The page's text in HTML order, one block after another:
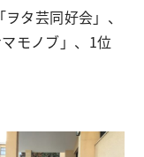
タ芸同好会」、
モノブ」、1位